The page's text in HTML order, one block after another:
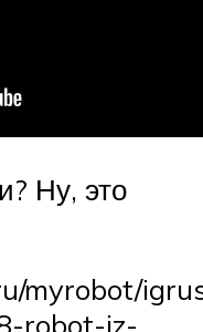
Ну, это
myrobot/
robot-iz-